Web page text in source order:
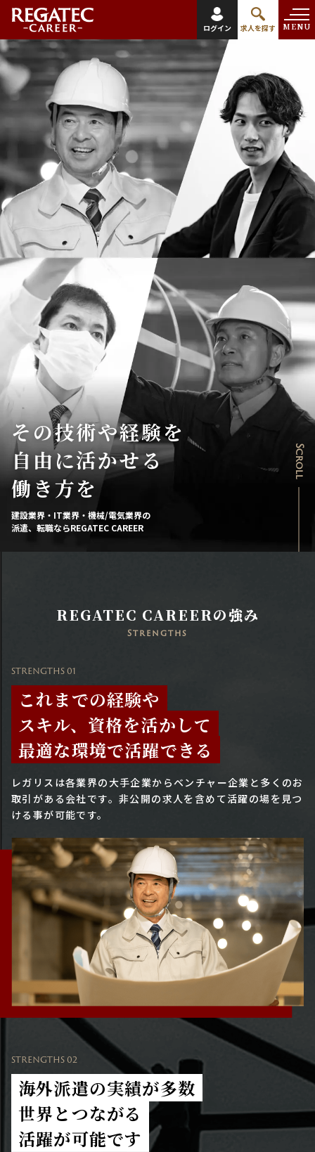
ログイン 求人を探す MENU
Scroll
その技術や経験を
自由に活かせる
働き方を
建設業界・IT業界・機械/電気業界の
派遣、転職ならREGATEC CAREER
REGATEC CAREERの強み
Strengths
STRENGTHS 01
これまでの経験や
スキル、資格を活かして
最適な環境で活躍できる
レガリスは各業界の大手企業からベンチャー企業と多くのお
取引がある会社です。 非公開の求人を含めて活躍の場を見つ
ける事が可能です。
STRENGTHS 02
海外派遣の実績が多数
世界とつながる
活躍が可能です